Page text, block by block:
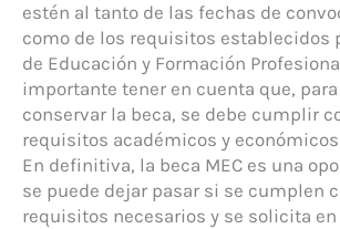
estén al tanto de las fechas de
como de los requisitos establecidos
de Educación y Formación
importante tener en cuenta que,
conservar la beca, se debe cumplir
requisitos académicos y
En definitiva, la beca MEC es una
se puede dejar pasar si se cumplen
requisitos necesarios y se solicita